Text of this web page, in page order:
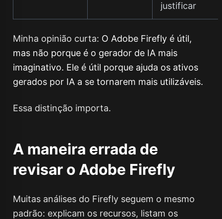
justificar
Minha opinião curta: O Adobe Firefly é útil,
mas não porque é o gerador de IA mais
imaginativo. Ele é útil porque ajuda os ativos
gerados por IA a se tornarem mais utilizáveis.
Essa distinção importa.
A maneira errada de
revisar o Adobe Firefly
Muitas análises do Firefly seguem o mesmo
padrão: explicam os recursos, listam os